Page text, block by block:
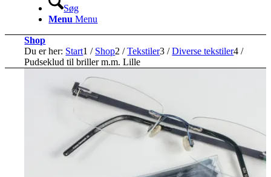
Søg
Menu Menu
Shop
Du er her: Start1 / Shop2 / Tekstiler3 / Diverse tekstiler4 /
Pudseklud til briller m.m. Lille